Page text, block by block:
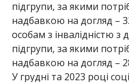
підгрупи, за якими
надбавкою на догляд –
особам з інвалідністю з
підгрупи, за якими
надбавкою на догляд –
У грудні та 2023 році